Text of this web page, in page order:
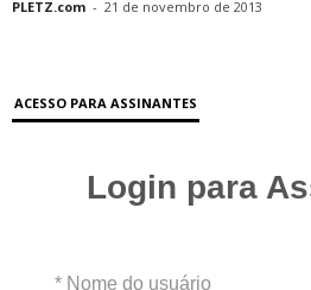
PLETZ.com - 21 de novembro de 2013
ACESSO PARA ASSINANTES
Login para
* Nome do usuário